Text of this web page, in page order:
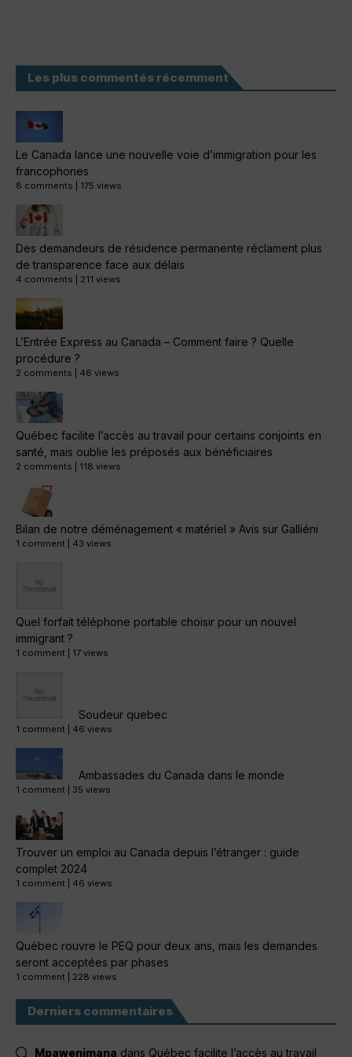
Les plus commentés récemment
Le Canada lance une nouvelle voie d’immigration pour les
francophones
8 comments 175 views
Des demandeurs de résidence permanente réclament plus
de transparence face aux délais
4 comments 211 views
L’Entrée Express au Canada – Comment faire ? Quelle
procédure ?
2 comments 46 views
Québec facilite l’accès au travail pour certains conjoints en
santé, mais oublie les préposés aux bénéficiaires
2 comments 118 views
Bilan de notre déménagement « matériel » Avis sur Galliéni
1 comment 43 views
Quel forfait téléphone portable choisir pour un nouvel
immigrant ?
1 comment 17 views
Soudeur quebec
1 comment 46 views
Ambassades du Canada dans le monde
1 comment 35 views
Trouver un emploi au Canada depuis l’étranger : guide
complet 2024
1 comment 46 views
Québec rouvre le PEQ pour deux ans, mais les demandes
seront acceptées par phases
1 comment 228 views
Derniers commentaires
Mpawenimana dans Québec facilite l’accès au travail